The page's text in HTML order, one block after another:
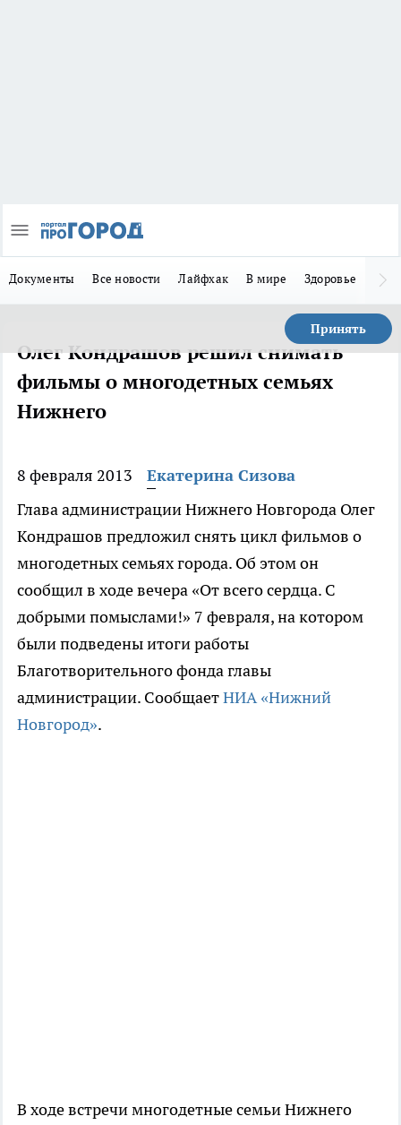
Документы Все новости Лайфхак В мире Здоровье
Принять
Олег Кондрашов решил снимать
фильмы о многодетных семьях
Нижнего
8 февраля 2013
Екатерина Сизова
Глава администрации Нижнего Новгорода Олег
Кондрашов предложил снять цикл фильмов о
многодетных семьях города. Об этом он
сообщил в ходе вечера «От всего сердца. С
добрыми помыслами!» 7 февраля, на котором
были подведены итоги работы
Благотворительного фонда главы
администрации. СообщаетНИА «Нижний
Новгород».
В ходе встречи многодетные семьи Нижнего